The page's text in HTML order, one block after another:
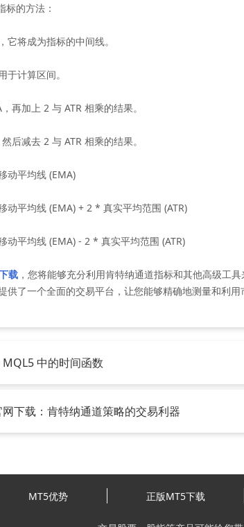
的方法：
将成为指标的中间线。
计算区间。
加上 2 与 ATR 相乘的结果。
减去 2 与 ATR 相乘的结果。
平均线 (EMA)
平均线 (EMA) + 2 * 真实平均范围 (ATR)
平均线 (EMA) - 2 * 真实平均范围 (ATR)
载 ，您将能够充分利用肯特纳通道指标和其他高级工
了一个全面的交易平台，让您能够精确地测量和利用
中的时间函数
下载：肯特纳通道策略的交易利器
MT5优势 正版MT5下载